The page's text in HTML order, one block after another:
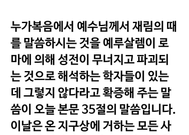
누가복음에서 예수님께서 재림의 때
를 말씀하시는 것을 예루살렘이 로
마에 의해 성전이 무너지고 파괴되
는 것으로 해석하는 학자들이 있는
데 그렇지 않다라고 확증해 주는 말
씀이 오늘 본문 35절의 말씀입니다.
이날은 온 지구상에 거하는 모든 사